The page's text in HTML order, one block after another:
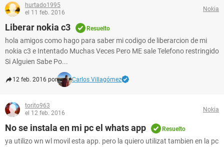
hurtado1995
el 11 feb. 2016
Nokia
Liberar nokia c3 Resuelto
hola amigos como hago para saber mi codigo de liberarcion de mi
nokia c3 e Intentado Muchas Veces Pero ME sale Telefono restringido
Si Alguien Sabe Po...
12 feb. 2016 por Carlos Villagómez
torito963
el 12 feb. 2016
Nokia
No se instala en mi pc el whats app Resuelto
ya utilizo wn wl movil esta app. pero la quiero utilizat tambien en la pc